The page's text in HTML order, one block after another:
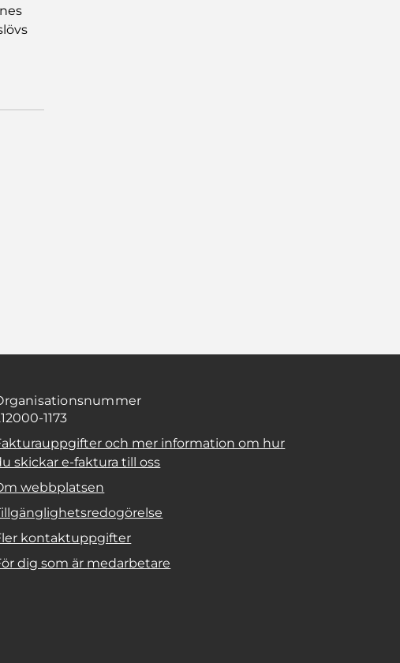
1173
och mer information om hur
skickar e-faktura till oss
webbplatsen
kontaktuppgifter
dig som är medarbetare